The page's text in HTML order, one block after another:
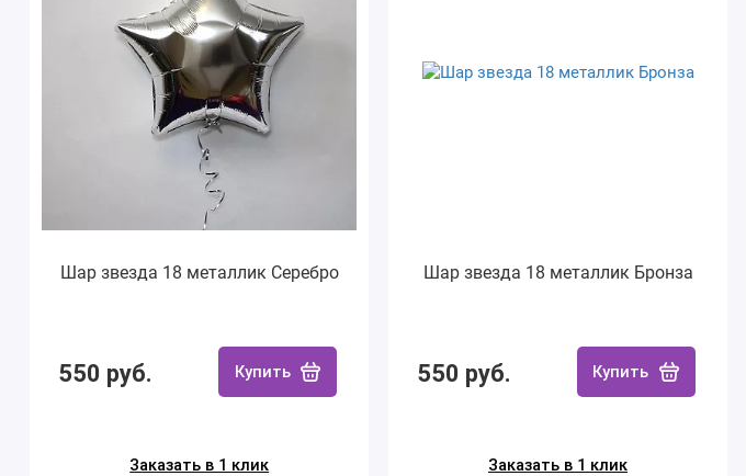
Шар звезда 18 металлик Серебро
550 руб. Купить
Заказать в 1 клик
Шар звезда 18 металлик Бронза
550 руб. Купить
Заказать в 1 клик